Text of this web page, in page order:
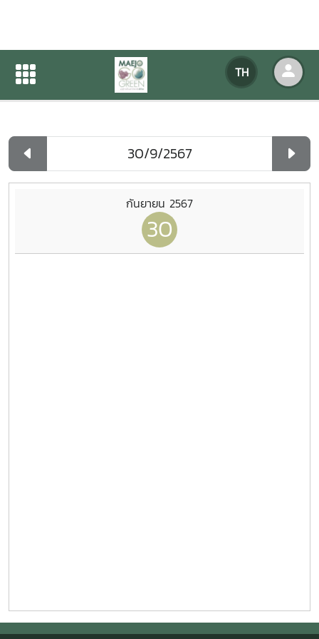
TH
ปฏิทินกิจกรรมของหน่วยงาน
ปฏิทินกิจกรรมของหน่วยงาน
กันยายน 2567
30